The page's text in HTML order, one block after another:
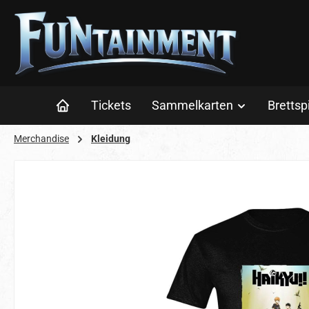
Hauptinhalt springen
Zur Suche springen
Zur Hauptnavigation springen
Tickets Sammelkarten
Merchandise Kleidung